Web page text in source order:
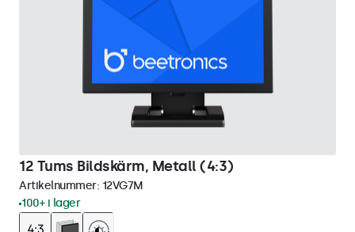
12 Tums Bildskärm, Metall (4:3)
Artikelnummer: 12VG7M
100+ i lager